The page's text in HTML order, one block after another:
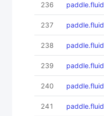
236
237
238
239
240
241